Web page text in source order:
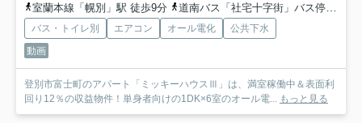
室蘭本線「幌別」駅 徒歩9分
道南バス「社宅十字街」バス停下車 徒歩3分
バス・トイレ別 エアコン オール電化
公共下水
動画
登別市富士町のアパート「ミッキーハウスⅢ」は、満室稼働中＆表面利
回り12％の収益物件！単身者向けの1DK×6室のオール電...
もっと見る